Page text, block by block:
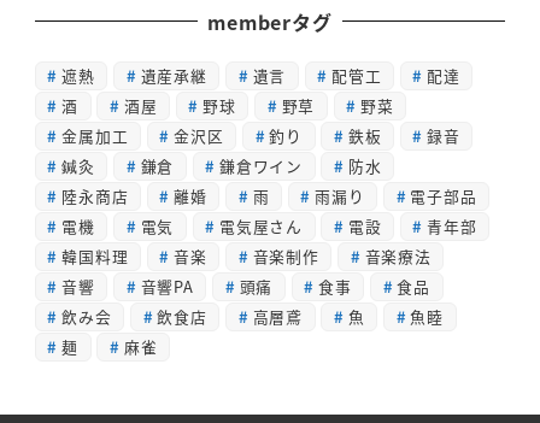
memberタグ
遮熱 遺産承継 遺言 配管工
配達
酒
酒屋 野球 野草
野菜
金属加工
金沢区 釣り 鉄板
録音
鍼灸
鎌倉 鎌倉ワイン
防水
陸永商店
離婚 雨 雨漏り
電子部品
電機
電気 電気屋さん 電設
青年部
韓国料理
音楽 音楽制作
音楽療法
音響
音響PA 頭痛 食事
食品
飲み会
飲食店 高層鳶 魚
魚睦
麺
麻雀